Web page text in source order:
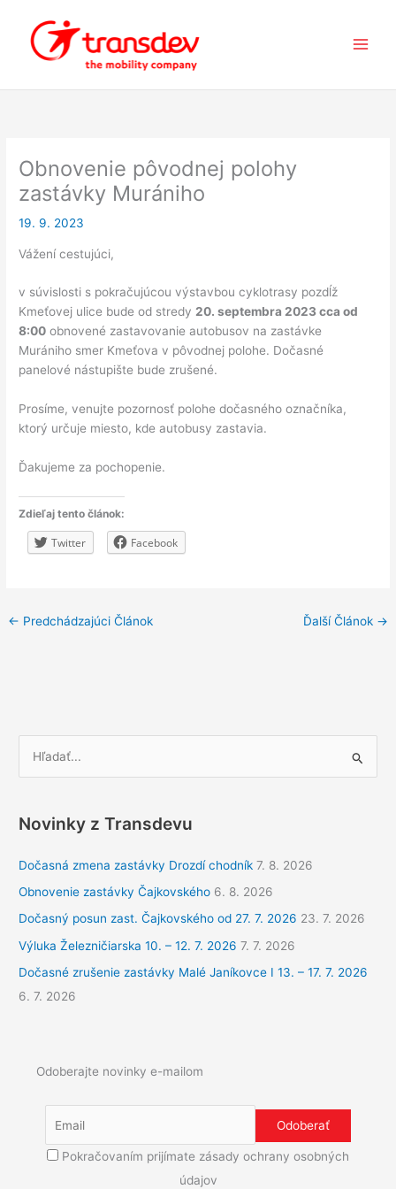
obsah
Obnovenie pôvodnej polohy
zastávky Murániho
19. 9. 2023
Vážení cestujúci,
v súvislosti s pokračujúcou výstavbou cyklotrasy pozdĺž
Kmeťovej ulice bude od stredy20. septembra 2023 cca od
8:00 obnovené zastavovanie autobusov na zastávke
Murániho smer Kmeťova v pôvodnej polohe. Dočasné
panelové nástupište bude zrušené.
Prosíme, venujte pozornosť polohe dočasného označníka,
ktorý určuje miesto, kde autobusy zastavia.
Ďakujeme za pochopenie.
Zdieľaj tento článok:
Twitter Facebook
← Predchádzajúci Článok Ďalší Článok →
ľ
d
a
ť
Novinky z Transdevu
Dočasná zmena zastávky Drozdí chodník 7. 8. 2026
Obnovenie zastávky Čajkovského 6. 8. 2026
Dočasný posun zast. Čajkovského od 27. 7. 2026 23. 7. 2026
Výluka Železničiarska 10. – 12. 7. 2026 7. 7. 2026
Dočasné zrušenie zastávky Malé Janíkovce I 13. – 17. 7. 2026
6. 7. 2026
Odoberajte novinky e-mailom
Pokračovaním prijímate zásady ochrany osobných
údajov